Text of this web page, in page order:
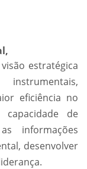
estratégica
eficiência no
capacidade de
informações
desenvolver